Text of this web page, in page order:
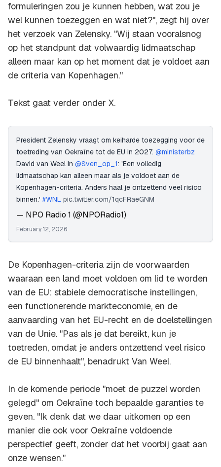
formuleringen zou je kunnen hebben, wat zou je
wel kunnen toezeggen en wat niet?", zegt hij over
het verzoek van Zelensky. "Wij staan vooralsnog
op het standpunt dat volwaardig lidmaatschap
alleen maar kan op het moment dat je voldoet aan
de criteria van Kopenhagen."
Tekst gaat verder onder X.
President Zelensky vraagt om keiharde toezegging voor de
toetreding van Oekraïne tot de EU in 2027. @ministerbz
David van Weel in @Sven_op_1: 'Een volledig
lidmaatschap kan alleen maar als je voldoet aan de
Kopenhagen-criteria. Anders haal je ontzettend veel risico
binnen.' #WNL pic.twitter.com/1qcFRaeGNM
— NPO Radio 1 (@NPORadio1)
February 12, 2026
De Kopenhagen-criteria zijn de voorwaarden
waaraan een land moet voldoen om lid te worden
van de EU: stabiele democratische instellingen,
een functionerende markteconomie, en de
aanvaarding van het EU-recht en de doelstellingen
van de Unie. "Pas als je dat bereikt, kun je
toetreden, omdat je anders ontzettend veel risico
de EU binnenhaalt", benadrukt Van Weel.
In de komende periode "moet de puzzel worden
gelegd" om Oekraïne toch bepaalde garanties te
geven. "Ik denk dat we daar uitkomen op een
manier die ook voor Oekraïne voldoende
perspectief geeft, zonder dat het voorbij gaat aan
onze wensen."